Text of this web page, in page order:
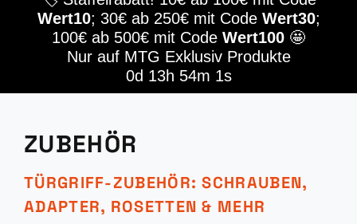
Wert10; 30€ ab 250€ mit Code Wert30;
100€ ab 500€ mit Code Wert100 🤩
Nur auf MTG Exklusiv Produkte
0d 13h 54m 1s
ZUBEHÖR
TÜRGRIFF-ZUBEHÖR: SCHRAUBEN,
ADAPTER, ROSETTEN & MEHR